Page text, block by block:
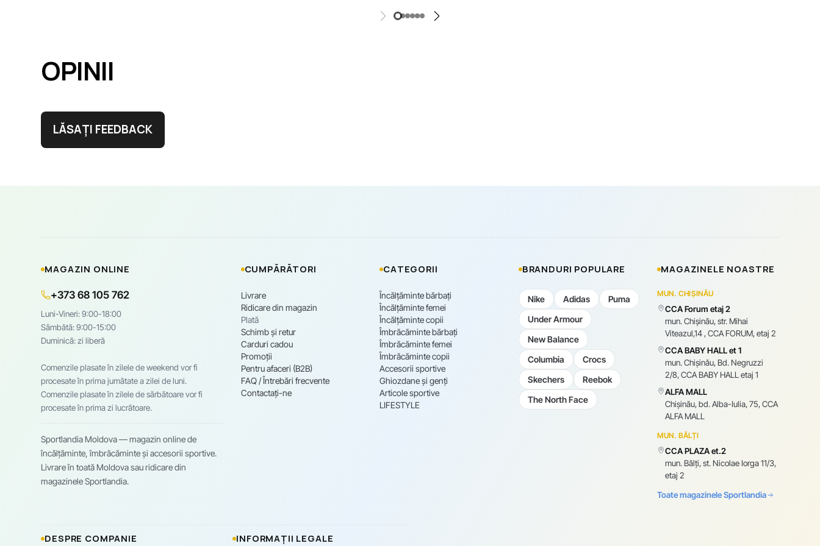
OPINII
LĂSAȚI FEEDBACK
MAGAZIN ONLINE
+373 68 105 762
Luni-Vineri: 9:00-18:00
Sâmbătă: 9:00-15:00
Duminică: zi liberă
Comenzile plasate în zilele de weekend vor fi
procesate în prima jumătate a zilei de luni.
Comenzile plasate în zilele de sărbătoare vor fi
procesate în prima zi lucrătoare.
Sportlandia Moldova — magazin online de
încălțăminte, îmbrăcăminte și accesorii sportive.
Livrare în toată Moldova sau ridicare din
magazinele Sportlandia.
CUMPĂRĂTORI
Livrare
Ridicare din magazin
Plată
Schimb și retur
Carduri cadou
Promoții
Pentru afaceri (B2B)
FAQ / Întrebări frecvente
Contactați-ne
CATEGORII
Încălțăminte bărbați
Încălțăminte femei
Încălțăminte copii
Îmbrăcăminte bărbați
Îmbrăcăminte femei
Îmbrăcăminte copii
Accesorii sportive
Ghiozdane și genți
Articole sportive
LIFESTYLE
BRANDURI POPULARE
Nike Adidas
Puma
Under Armour
New Balance
Columbia
Crocs
Skechers
Reebok
The North Face
MAGAZINELE NOASTRE
MUN. CHIȘINĂU
CCA Forum etaj 2
mun. Chişinău, str. Mihai
Viteazul,14 , CCA FORUM, etaj 2
CCA BABY HALL et 1
mun. Chişinău, Bd. Negruzzi
2/8, CCA BABY HALL etaj 1
ALFA MALL
Chișinău, bd. Alba-Iulia, 75, CCA
ALFA MALL
MUN. BĂLȚI
CCA PLAZA et.2
mun. Bălți, st. Nicolae Iorga 11/3,
etaj 2
Toate magazinele Sportlandia
DESPRE COMPANIE INFORMAȚII LEGALE